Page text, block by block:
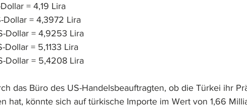
= 4,19 Lira
Dollar = 4,3972 Lira
Dollar = 4,9253 Lira
Dollar = 5,1133 Lira
Dollar = 5,4208 Lira
das Büro des US-Handelsbeauftragten, ob die Türkei ihr
hat, könnte sich auf türkische Importe im Wert von 1,66